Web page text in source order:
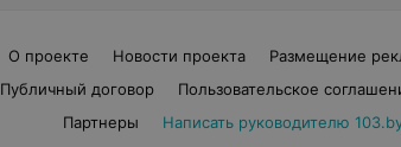
О проекте Новости проекта Размещение
Публичный договор
Пользовательское
Партнеры
Написать руководителю